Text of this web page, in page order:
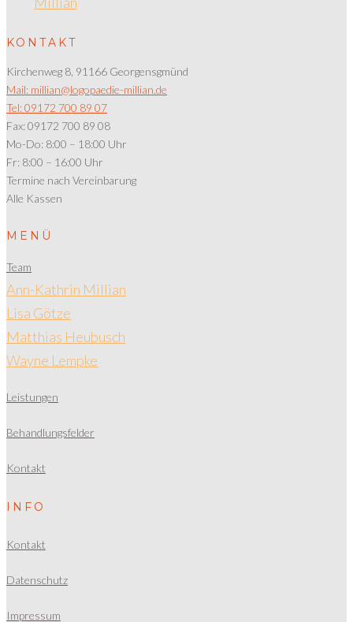
KONTAKT
Kirchenweg 8, 91166 Georgensgmünd
Mail: millian@logopaedie-millian.de
Tel: 09172 700 89 07
Fax: 09172 700 89 08
Mo-Do: 8:00 – 18:00 Uhr
Fr: 8:00 – 16:00 Uhr
Termine nach Vereinbarung
Alle Kassen
MENÜ
Team
Ann-Kathrin Millian
Lisa Götze
Matthias Heubusch
Wayne Lempke
Leistungen
Behandlungsfelder
Kontakt
INFO
Kontakt
Datenschutz
Impressum